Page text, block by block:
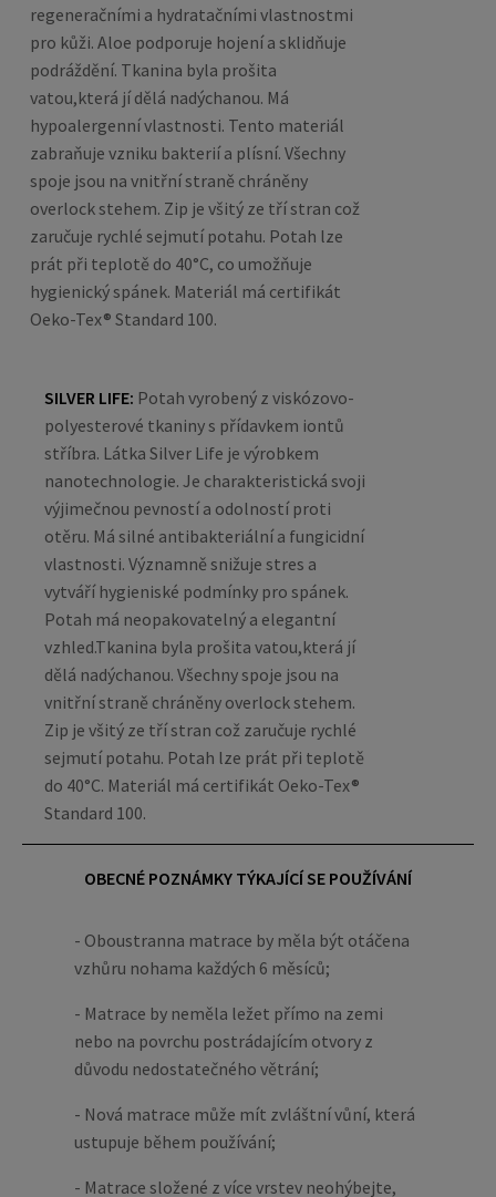
regeneračními a hydratačními vlastnostmi
pro kůži. Aloe podporuje hojení a sklidňuje
podráždění. Tkanina byla prošita
vatou,která jí dělá nadýchanou. Má
hypoalergenní vlastnosti. Tento materiál
zabraňuje vzniku bakterií a plísní. Všechny
spoje jsou na vnitřní straně chráněny
overlock stehem. Zip je všitý ze tří stran což
zaručuje rychlé sejmutí potahu. Potah lze
prát při teplotě do 40°C, co umožňuje
hygienický spánek. Materiál má certifikát
Oeko-Tex® Standard 100.
SILVER LIFE: Potah vyrobený z viskózovo-
polyesterové tkaniny s přídavkem iontů
stříbra. Látka Silver Life je výrobkem
nanotechnologie. Je charakteristická svoji
výjimečnou pevností a odolností proti
otěru. Má silné antibakteriální a fungicidní
vlastnosti. Významně snižuje stres a
vytváří hygieniské podmínky pro spánek.
Potah má neopakovatelný a elegantní
vzhled.Tkanina byla prošita vatou,která jí
dělá nadýchanou. Všechny spoje jsou na
vnitřní straně chráněny overlock stehem.
Zip je všitý ze tří stran což zaručuje rychlé
sejmutí potahu. Potah lze prát při teplotě
do 40°C. Materiál má certifikát Oeko-Tex®
Standard 100.
OBECNÉ POZNÁMKY TÝKAJÍCÍ SE POUŽÍVÁNÍ
- Oboustranna matrace by měla být otáčena
vzhůru nohama každých 6 měsíců;
- Matrace by neměla ležet přímo na zemi
nebo na povrchu postrádajícím otvory z
důvodu nedostatečného větrání;
- Nová matrace může mít zvláštní vůní, která
ustupuje během používání;
- Matrace složené z více vrstev neohýbejte,